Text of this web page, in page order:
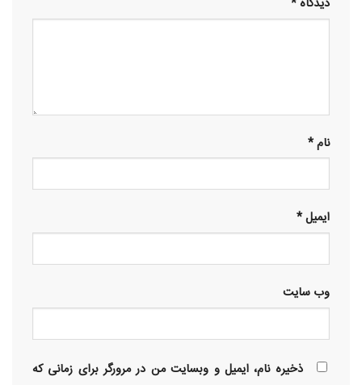
نام*
ایمیل*
وب‌ سایت
ذخیره نام، ایمیل و وبسایت من در مرورگر برای زمانی که